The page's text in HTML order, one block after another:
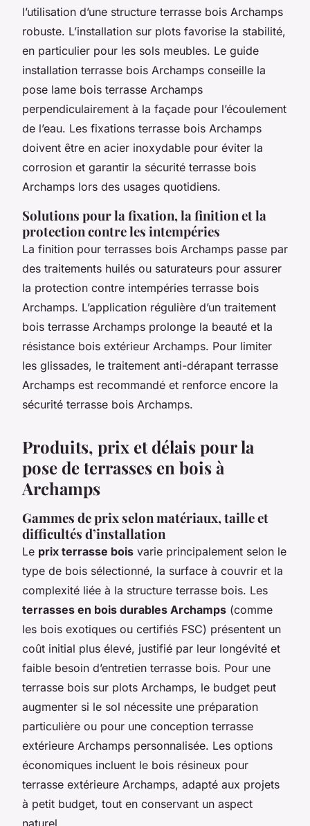
l’utilisation d’une structure terrasse bois Archamps
robuste. L’installation sur plots favorise la stabilité,
en particulier pour les sols meubles. Le guide
installation terrasse bois Archamps conseille la
pose lame bois terrasse Archamps
perpendiculairement à la façade pour l’écoulement
de l’eau. Les fixations terrasse bois Archamps
doivent être en acier inoxydable pour éviter la
corrosion et garantir la sécurité terrasse bois
Archamps lors des usages quotidiens.
Solutions pour la fixation, la finition et la
protection contre les intempéries
La finition pour terrasses bois Archamps passe par
des traitements huilés ou saturateurs pour assurer
la protection contre intempéries terrasse bois
Archamps. L’application régulière d’un traitement
bois terrasse Archamps prolonge la beauté et la
résistance bois extérieur Archamps. Pour limiter
les glissades, le traitement anti-dérapant terrasse
Archamps est recommandé et renforce encore la
sécurité terrasse bois Archamps.
Produits, prix et délais pour la
pose de terrasses en bois à
Archamps
Gammes de prix selon matériaux, taille et
difficultés d’installation
Le prix terrasse bois varie principalement selon le
type de bois sélectionné, la surface à couvrir et la
complexité liée à la structure terrasse bois. Les
terrasses en bois durables Archamps (comme
les bois exotiques ou certifiés FSC) présentent un
coût initial plus élevé, justifié par leur longévité et
faible besoin d’entretien terrasse bois. Pour une
terrasse bois sur plots Archamps, le budget peut
augmenter si le sol nécessite une préparation
particulière ou pour une conception terrasse
extérieure Archamps personnalisée. Les options
économiques incluent le bois résineux pour
terrasse extérieure Archamps, adapté aux projets
à petit budget, tout en conservant un aspect
naturel.